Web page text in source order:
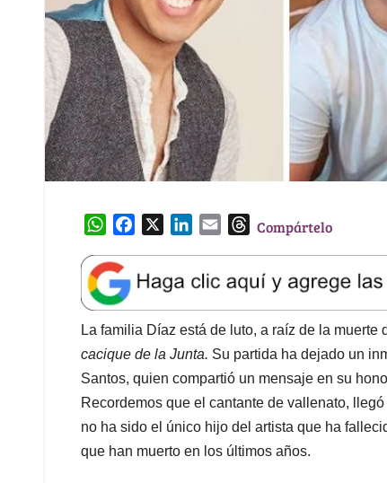
W
a
t
s
A
p
p
e
b
o
o
k
k
e
d
I
n
l
T
e
a
d
s
Compártelo
La familia Díaz está de luto, a raíz de la
cacique de la Junta. Su partida ha dejado un
Santos, quien compartió un mensaje en su
Recordemos que el cantante de vallenato,
no ha sido el único hijo del artista que ha
que han muerto en los últimos años.